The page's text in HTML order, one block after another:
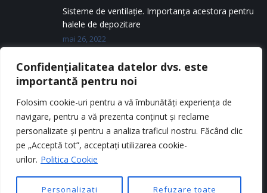
Confidențialitatea datelor dvs. este
importantă pentru noi
Folosim cookie-uri pentru a vă îmbunătăți experiența de
navigare, pentru a vă prezenta conținut și reclame
personalizate și pentru a analiza traficul nostru. Făcând clic
pe „Acceptă tot”, acceptați utilizarea cookie-
urilor. Politica Cookie
Personalizați Refuzare toate
Sisteme de ventilație. Importanța acestora pentru
halele de depozitare
mai 26, 2022
Tipuri de silozuri metalice
mai 11, 2022